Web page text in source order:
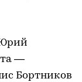
Юрий
—
Бортников